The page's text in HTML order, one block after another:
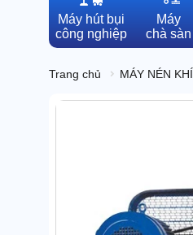
Máy hút bụi
công nghiệp
Máy
chà sàn
Trang chủ MÁY NÉN KHÍ